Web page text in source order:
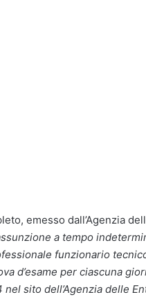
emesso dall’Agenzia
a tempo
funzionario
d’esame per ciascuna
sito dell’Agenzia delle